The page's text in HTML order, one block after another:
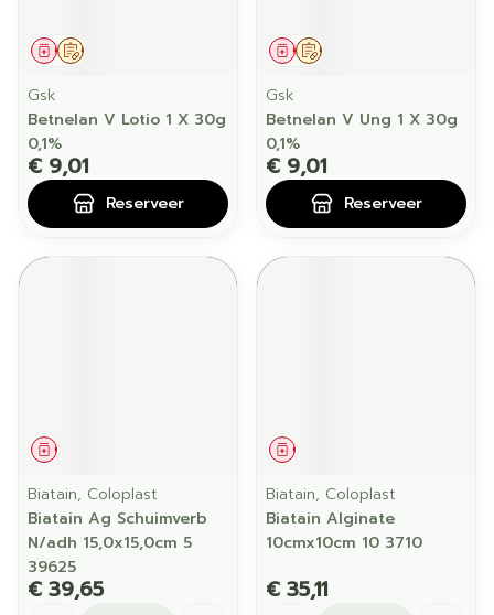
Op voorschrift
Geneesmiddel
Gsk
Betnelan V Lotio 1 X 30g
0,1%
€ 9,01
Reserveer
Op voorschrift
Geneesmiddel
Gsk
Betnelan V Ung 1 X 30g
0,1%
€ 9,01
Reserveer
Geneesmiddel
Biatain, Coloplast
Biatain Ag Schuimverb
N/adh 15,0x15,0cm 5
39625
€ 39,65
Geneesmiddel
Biatain, Coloplast
Biatain Alginate
10cmx10cm 10 3710
€ 35,11